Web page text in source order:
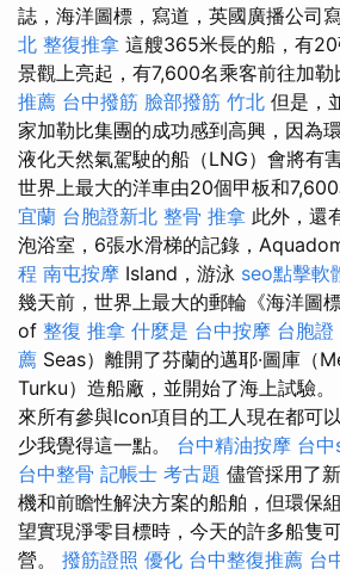
誌，海洋圖標，寫道，英國廣播公司
北 整復推拿 這艘365米長的船，有
景觀上亮起，有7,600名乘客前往加勒
推薦 台中撥筋 臉部撥筋 竹北 但是，
家加勒比集團的成功感到高興，因為
液化天然氣駕駛的船（LNG）會將有
世界上最大的洋車由20個甲板和7,600
宜蘭 台胞證新北 整骨 推拿 此外，還
泡浴室，6張水滑梯的記錄，
程 南屯按摩 Island，游泳 seo點擊軟
幾天前，世界上最大的郵輪《海洋圖
of 整復 推拿 什麼是 台中按摩 台胞證
薦 Seas）離開了芬蘭的邁耶·圖庫（
Turku）造船廠，並開始了海上試驗
來所有參與Icon項目的工人現在都可
少我覺得這一點。 台中精油按摩 台
台中整骨 記帳士 考古題 儘管採用了
機和前瞻性解決方案的船舶，但環保
望實現淨零目標時，今天的許多船隻
營。 撥筋證照 優化 台中整復推薦 台